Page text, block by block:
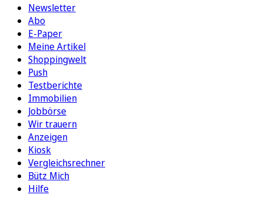
Newsletter
Abo
E-Paper
Meine Artikel
Shoppingwelt
Push
Testberichte
Immobilien
Jobbörse
Wir trauern
Anzeigen
Kiosk
Vergleichsrechner
Bütz Mich
Hilfe